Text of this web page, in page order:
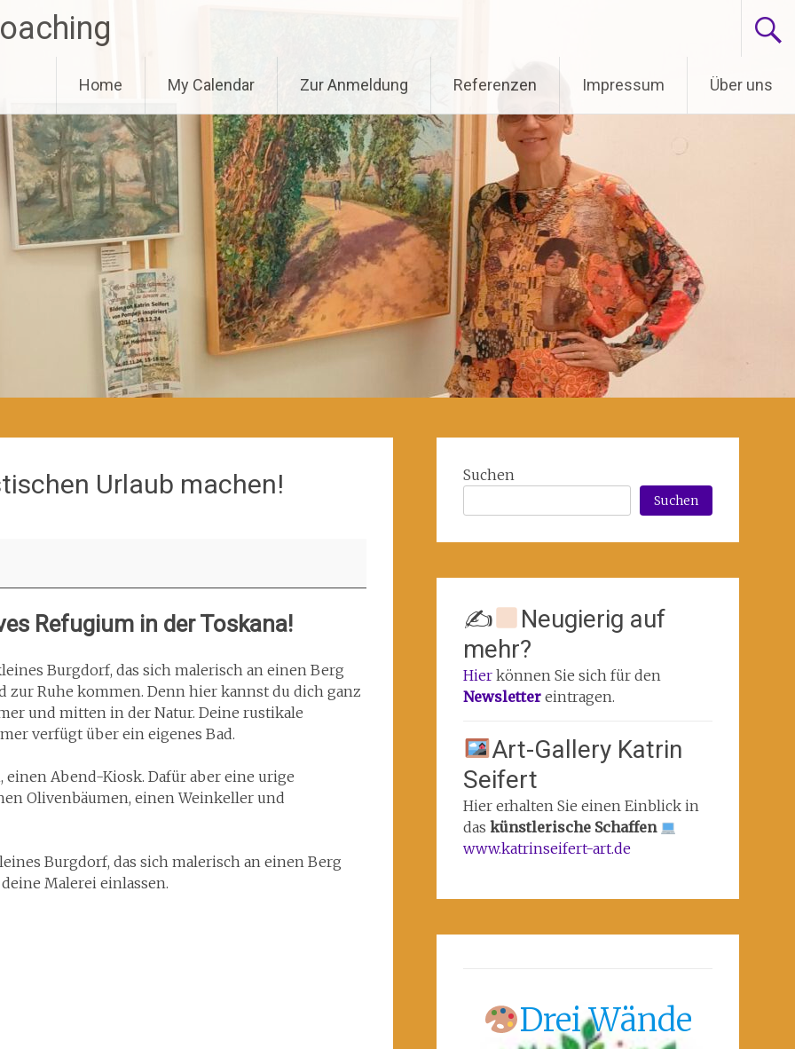
Home My Calendar Zur Anmeldung Referenzen Impressum Über uns
Urlaub machen!
Refugium in der Toskana!
Burgdorf, das sich malerisch an einen Berg
zur Ruhe kommen. Denn hier kannst du dich ganz
und mitten in der Natur. Deine rustikale
verfügt über ein eigenes Bad.
Abend-Kiosk. Dafür aber eine urige
Olivenbäumen, einen Weinkeller und
Burgdorf, das sich malerisch an einen Berg
Malerei einlassen.
Suchen
Suchen
✍
Neugierig auf
mehr?
Hierkönnen Sie sich für den
Newsletter eintragen.
Art-Gallery Katrin
Seifert
Hier erhalten Sie einen Einblick in
das künstlerische Schaffen
www.katrinseifert-art.de
Drei Wände